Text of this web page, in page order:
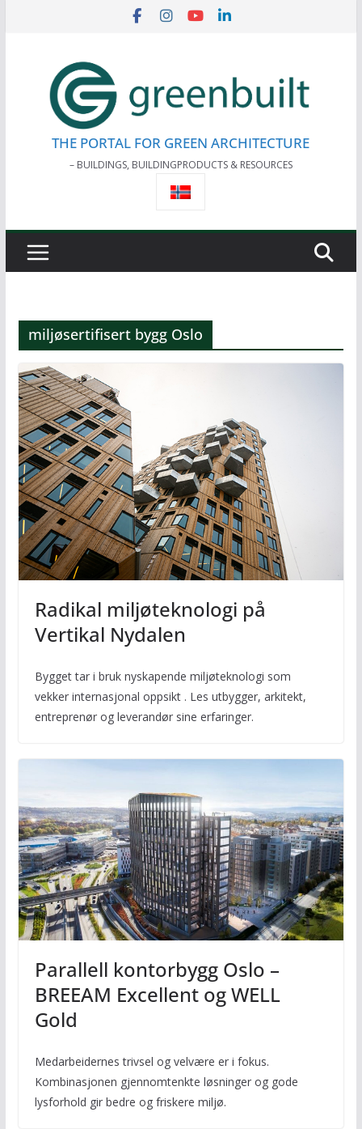
THE PORTAL FOR GREEN ARCHITECTURE
– BUILDINGS, BUILDINGPRODUCTS & RESOURCES
miljøsertifisert bygg Oslo
Radikal miljøteknologi på
Vertikal Nydalen
Bygget tar i bruk nyskapende miljøteknologi som
vekker internasjonal oppsikt . Les utbygger, arkitekt,
entreprenør og leverandør sine erfaringer.
Parallell kontorbygg Oslo –
BREEAM Excellent og WELL
Gold
Medarbeidernes trivsel og velvære er i fokus.
Kombinasjonen gjennomtenkte løsninger og gode
lysforhold gir bedre og friskere miljø.